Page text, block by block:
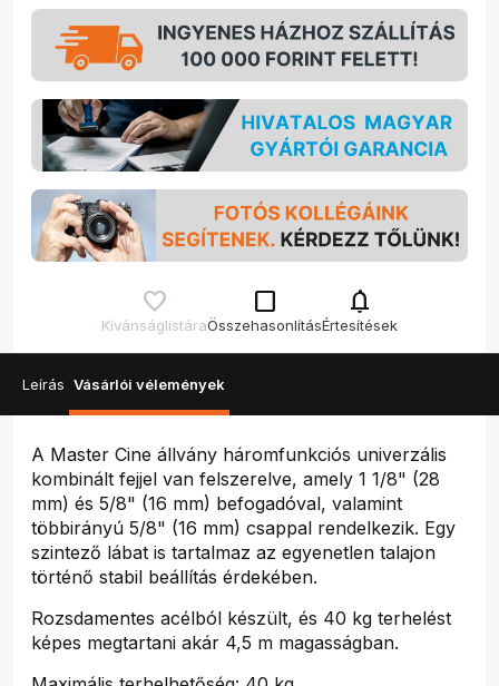
Kívánságlistára
check_box_outline_blank
Összehasonlítás
notifications
Értesítések
Leírás Vásárlói vélemények
A Master Cine állvány háromfunkciós univerzális
kombinált fejjel van felszerelve, amely 1 1/8" (28
mm) és 5/8" (16 mm) befogadóval, valamint
többirányú 5/8" (16 mm) csappal rendelkezik. Egy
szintező lábat is tartalmaz az egyenetlen talajon
történő stabil beállítás érdekében.
Rozsdamentes acélból készült, és 40 kg terhelést
képes megtartani akár 4,5 m magasságban.